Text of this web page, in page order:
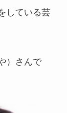
している芸
）さんで